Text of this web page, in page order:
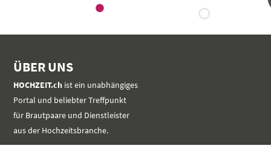
ÜBER UNS
HOCHZEIT.ch ist ein unabhängiges
Portal und beliebter Treffpunkt
für Brautpaare und Dienstleister
aus der Hochzeitsbranche.